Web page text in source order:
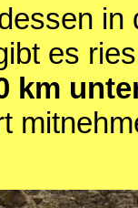
es
km